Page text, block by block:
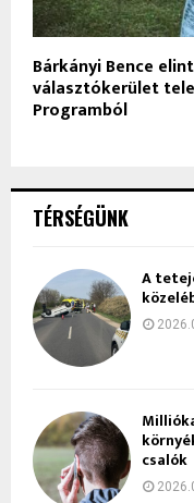
Bárkányi Bence
választókerület
Programból
TÉRSÉGÜNK
A
csalók